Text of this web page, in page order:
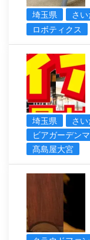
埼玉県
さ
ロボティクス
埼玉県
さ
ビアガーデン
髙島屋大宮